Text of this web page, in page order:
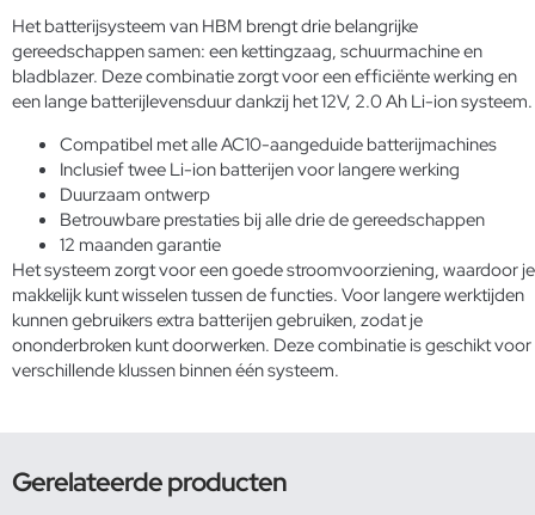
Het batterijsysteem van HBM brengt drie belangrijke
gereedschappen samen: een kettingzaag, schuurmachine en
bladblazer. Deze combinatie zorgt voor een efficiënte werking en
een lange batterijlevensduur dankzij het 12V, 2.0 Ah Li-ion systeem.
Compatibel met alle AC10-aangeduide batterijmachines
Inclusief twee Li-ion batterijen voor langere werking
Duurzaam ontwerp
Betrouwbare prestaties bij alle drie de gereedschappen
12 maanden garantie
Het systeem zorgt voor een goede stroomvoorziening, waardoor je
makkelijk kunt wisselen tussen de functies. Voor langere werktijden
kunnen gebruikers extra batterijen gebruiken, zodat je
ononderbroken kunt doorwerken. Deze combinatie is geschikt voor
verschillende klussen binnen één systeem.
Gerelateerde producten